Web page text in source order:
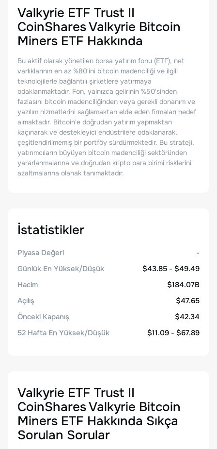
Valkyrie ETF Trust II
CoinShares Valkyrie Bitcoin
Miners ETF Hakkında
Bu aktif olarak yönetilen borsa yatırım fonu (ETF), net
varlıklarının en az %80'ini bitcoin madenciliği ve ilgili
teknolojilerle bağlantılı şirketlere yatırmaya
odaklanmaktadır. Fon, yalnızca gelirinin %50'sinden
fazlasını bitcoin madenciliğinden veya gerekli donanım ve
yazılım hizmetlerini sağlamaktan elde eden firmaları hedef
almaktadır. Bitcoin'e doğrudan yatırım yapmaktan
kaçınarak ve destekleyici endüstrilere odaklanarak,
çeşitlendirilmemiş bir portföy sürdürmektedir. Bu strateji,
yatırımcıların büyüyen bitcoin madenciliği sektöründen
yararlanmalarına ve doğrudan kripto para birimi risklerini
azaltmalarına olanak tanımaktadır.
İstatistikler
Piyasa Değeri
-
Günlük En Yüksek/Düşük
$43.85 - $49.49
Hacim
$184.07B
Açılış
$47.65
Önceki Kapanış
$42.34
52 Hafta En Yüksek/Düşük
$11.09 - $67.89
Valkyrie ETF Trust II
CoinShares Valkyrie Bitcoin
Miners ETF Hakkında Sıkça
Sorulan Sorular